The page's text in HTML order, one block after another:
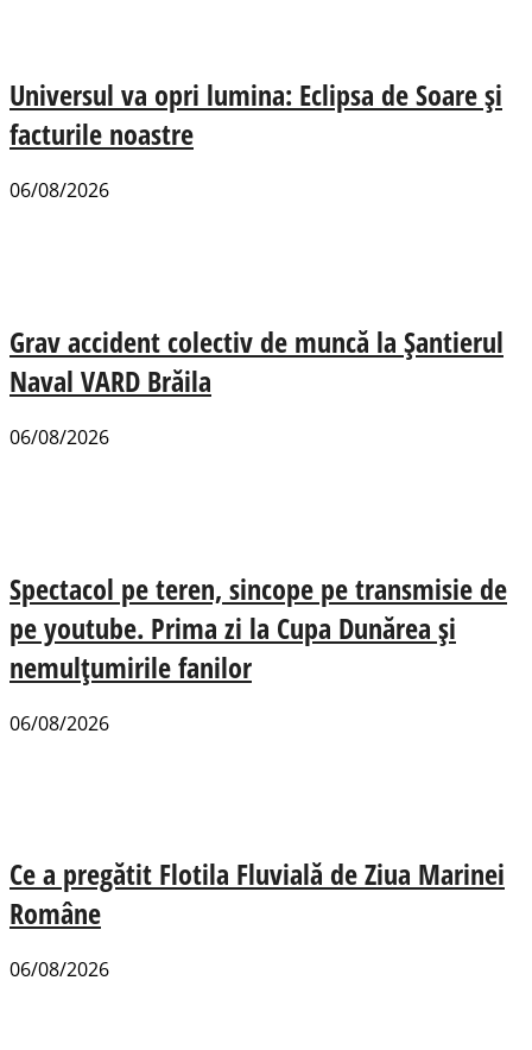
Universul va opri lumina: Eclipsa de Soare și
facturile noastre
06/08/2026
Grav accident colectiv de muncă la Șantierul
Naval VARD Brăila
06/08/2026
Spectacol pe teren, sincope pe transmisie de
pe youtube. Prima zi la Cupa Dunărea și
nemulțumirile fanilor
06/08/2026
Ce a pregătit Flotila Fluvială de Ziua Marinei
Române
06/08/2026